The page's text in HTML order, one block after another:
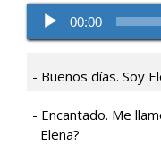
Reproductor
de
00:00
Buenos días. Soy
Encantado. Me
Elena?